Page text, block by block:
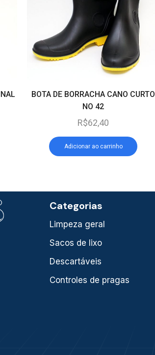
BOTA DE BORRACHA CANO CURTO
NO 42
R$62,40
Adicionar ao carrinho
Categorias
Limpeza geral
Sacos de lixo
Descartáveis
Controles de pragas